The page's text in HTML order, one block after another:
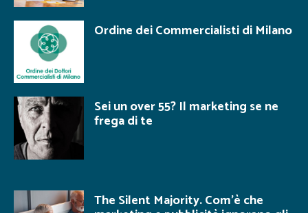
Ordine dei Commercialisti di Milano
Sei un over 55? Il marketing se ne
frega di te
The Silent Majority. Com’è che